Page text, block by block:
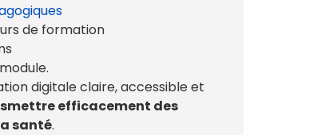
de formation
digitale claire, accessible et
efficacement des
santé.